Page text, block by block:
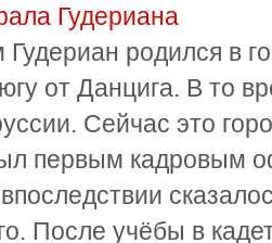
Гудериана
Гудериан родился в
от Данцига. В то
Сейчас это
первым кадровым
После учёбы в